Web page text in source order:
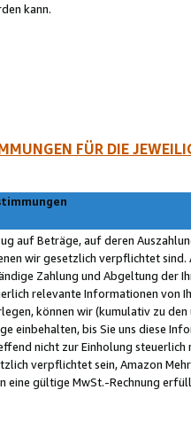
kann.
FÜR DIE
auf Beträge, auf deren
wir gesetzlich verpflichtet
Zahlung und Abgeltung der
relevante Informationen von
können wir (kumulativ zu
einbehalten, bis Sie uns diese
nicht zur Einholung
verpflichtet sein, Amazon
eine gültige MwSt.-Rechnung